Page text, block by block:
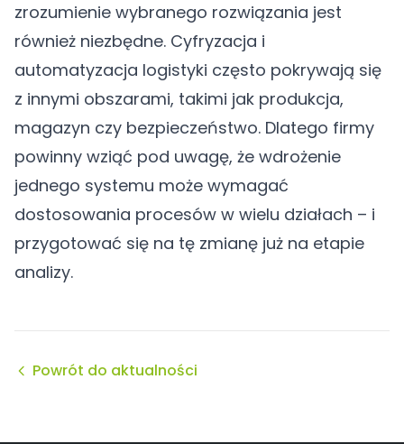
zrozumienie wybranego rozwiązania jest
również niezbędne. Cyfryzacja i
automatyzacja logistyki często pokrywają się
z innymi obszarami, takimi jak produkcja,
magazyn czy bezpieczeństwo. Dlatego firmy
powinny wziąć pod uwagę, że wdrożenie
jednego systemu może wymagać
dostosowania procesów w wielu działach – i
przygotować się na tę zmianę już na etapie
analizy.
Powrót do aktualności